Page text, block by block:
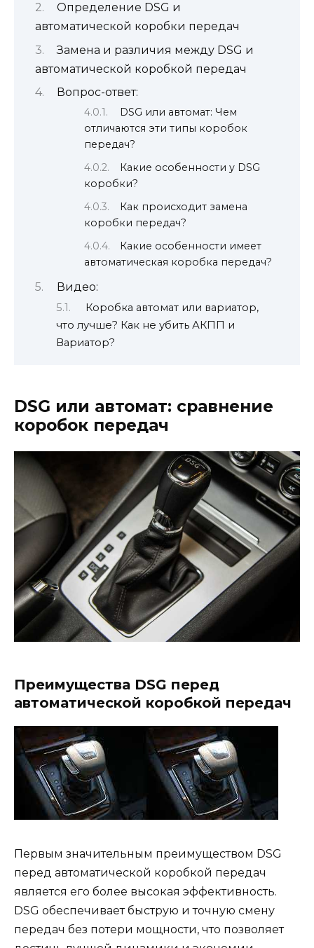
Определение DSG и
автоматической коробки передач
Замена и различия между DSG и
автоматической коробкой передач
Вопрос-ответ:
DSG или автомат: Чем
отличаются эти типы коробок
передач?
Какие особенности у DSG
коробки?
Как происходит замена
коробки передач?
Какие особенности имеет
автоматическая коробка передач?
Видео:
Коробка автомат или вариатор,
что лучше? Как не убить АКПП и
Вариатор?
DSG или автомат: сравнение
коробок передач
Преимущества DSG перед
автоматической коробкой передач
Первым значительным преимуществом DSG
перед автоматической коробкой передач
является его более высокая эффективность.
DSG обеспечивает быструю и точную смену
передач без потери мощности, что позволяет